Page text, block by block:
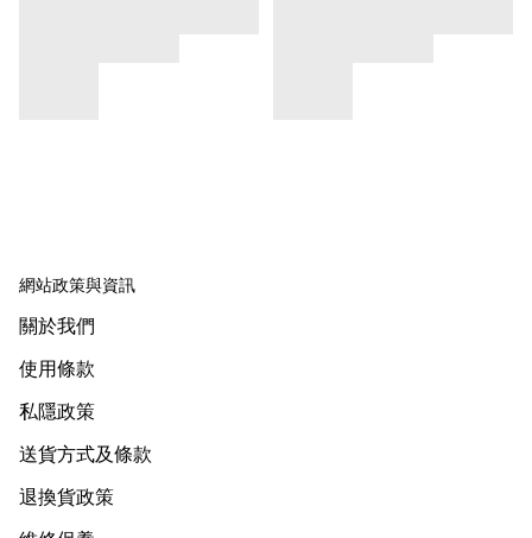
網站政策與資訊
關於我們
使用條款
私隱政策
送貨方式及條款
退換貨政策